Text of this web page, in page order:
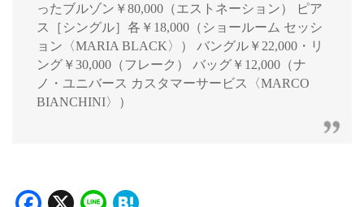
ったブルゾン￥80,000（エストネーション） ピア
ス［シングル］各￥18,000（ショールーム セッシ
ョン〈MARIA BLACK〉） バングル￥22,000・リ
ング￥30,000（フレーク） バッグ￥12,000（ナ
ノ・ユニバース カスタマーサービス〈MARCO
BIANCHINI〉）